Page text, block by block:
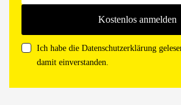
Ich habe die Datenschutzerklärung
damit einverstanden.